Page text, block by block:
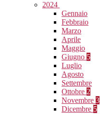
2024
Gennaio
Febbraio
Marzo
Aprile
Maggio
Giugno 5
Luglio
Agosto
Settembre
Ottobre 2
Novembre 3
Dicembre 5